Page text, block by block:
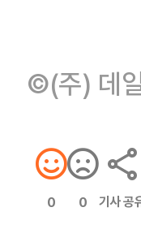
©(주) 데
0 0 기사 공